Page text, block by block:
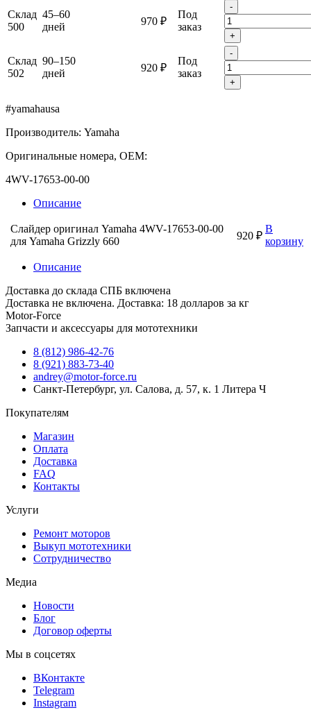
Склад
500
45–60
дней
970 ₽
Под
заказ
-
+
Склад
502
90–150
дней
920 ₽
Под
заказ
-
+
#yamahausa
Производитель: Yamaha
Оригинальные номера, OEM:
4WV-17653-00-00
Описание
Слайдер оригинал Yamaha 4WV-17653-00-00
для Yamaha Grizzly 660
920 ₽
В
корзину
Описание
Доставка до склада СПБ включена
Доставка не включена. Доставка: 18 долларов за кг
Motor-Force
Запчасти и аксессуары для мототехники
8 (812) 986-42-76
8 (921) 883-73-40
andrey@motor-force.ru
Санкт-Петербург, ул. Салова, д. 57, к. 1 Литера Ч
Покупателям
Магазин
Оплата
Доставка
FAQ
Контакты
Услуги
Ремонт моторов
Выкуп мототехники
Сотрудничество
Медиа
Новости
Блог
Договор оферты
Мы в соцсетях
ВКонтакте
Telegram
Instagram